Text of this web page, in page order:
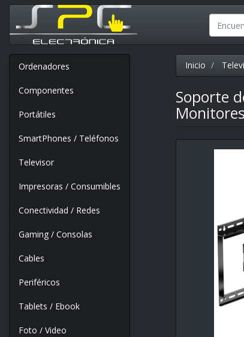
Ordenadores
Componentes
Portátiles
SmartPhones / Teléfonos
Televisor
Impresoras / Consumibles
Conectividad / Redes
Gaming / Consolas
Cables
Periféricos
Tablets / Ebook
Foto / Video
Inicio
Soporte